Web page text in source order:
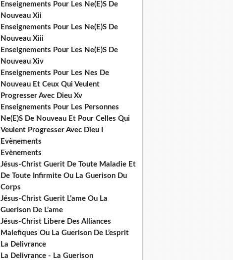
Enseignements Pour Les Ne(E)S De
Nouveau Xii
Enseignements Pour Les Ne(E)S De
Nouveau Xiii
Enseignements Pour Les Ne(E)S De
Nouveau Xiv
Enseignements Pour Les Nes De
Nouveau Et Ceux Qui Veulent
Progresser Avec Dieu Xv
Enseignements Pour Les Personnes
Ne(E)S De Nouveau Et Pour Celles Qui
Veulent Progresser Avec Dieu I
Evènements
Evènements
Jésus-Christ Guerit De Toute Maladie Et
De Toute Infirmite Ou La Guerison Du
Corps
Jésus-Christ Guerit L’ame Ou La
Guerison De L’ame
Jésus-Christ Libere Des Alliances
Malefiques Ou La Guerison De L’esprit
La Delivrance
La Delivrance - La Guerison